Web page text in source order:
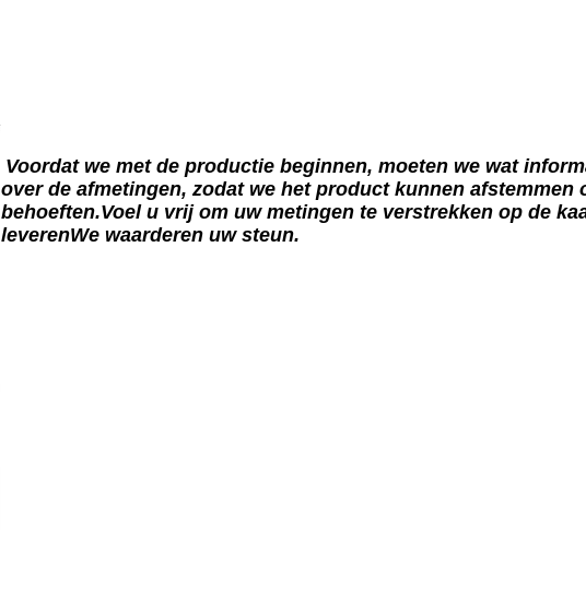
Voordat we met de productie beginnen, moeten we wat
over de afmetingen, zodat we het product kunnen afstemmen
behoeften.Voel u vrij om uw metingen te verstrekken op de
leverenWe waarderen uw steun.